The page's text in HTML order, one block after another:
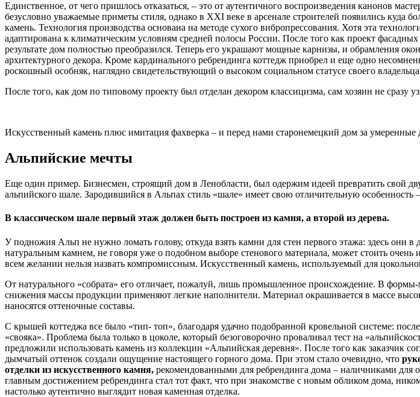
Единственное, от чего пришлось отказаться, – это от аутентичного воспроизведения канонов
безусловно уважаемые приметы стиля, однако в XXI веке в арсенале строителей появились куда
камень. Технология производства основана на методе сухого вибропрессования. Хотя эта
адаптирована к климатическим условиям средней полосы России. После того как проект
результате дом полностью преобразился. Теперь его украшают мощные карнизы, и обрамления
архитектурного декора. Кроме кардинального ребрендинга коттедж приобрел и еще одно
роскошный особняк, наглядно свидетельствующий о высоком социальном статусе своего
После того, как дом по типовому проекту был отделан декором классицизма, сам хозяин не сразу
Искусственный камень плюс имитация фахверка – и перед нами старонемецкий дом за
Альпийские мечты
Еще один пример. Бизнесмен, строящий дом в Ленобласти, был одержим идеей превратить свой
альпийского шале. Зародившийся в Альпах стиль «шале» имеет свою отличительную
В классическом шале первый этаж должен быть построен из камня, а второй из дерева.
У подножия Альп не нужно ломать голову, откуда взять камни для стен первого этажа: здесь они
натуральным камнем, не говоря уже о подобном выборе стенового материала, может стоить
всем желании нельзя назвать компромиссным. Искусственный камень, используемый для
От натурального «собрата» его отличает, пожалуй, лишь промышленное происхождение. В
снижения массы продукции применяют легкие наполнители. Материал окрашивается в массе
наносятся оттеночные составы.
С крышей коттеджа все было «тип- топ», благодаря удачно подобранной кровельной системе:
«свояка». Проблема была только в цоколе, который безоговорочно проваливал тест на
предложили использовать камень из коллекции «Альпийская деревня». После того как заказчик
дымчатый оттенок создали ощущение настоящего горного дома. При этом стало очевидно, что
отделки из искусственного камня, рекомендованными для ребрендинга дома – наличниками для
главным достижением ребрендинга стал тот факт, что при знакомстве с новым обликом дома,
настолько аутентично выглядит новая каменная отделка.